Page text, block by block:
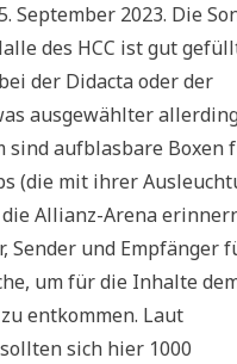
September 2023. Die
des HCC ist gut
der Didacta oder der
ausgewählter
sind aufblasbare Boxen
(die mit ihrer
Allianz-Arena
Sender und Empfänger
um für die Inhalte
entkommen. Laut
sich hier 1000